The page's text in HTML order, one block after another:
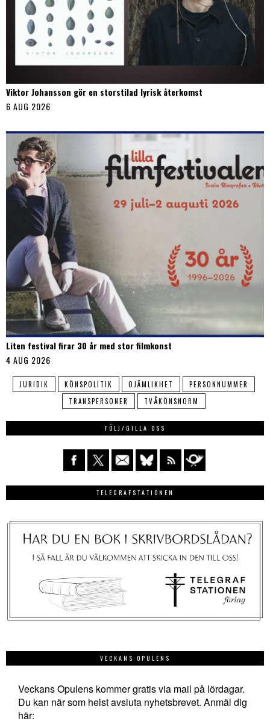
Viktor Johansson gör en storstilad lyrisk återkomst
6 AUG 2026
Liten festival firar 30 år med stor filmkonst
4 AUG 2026
JURIDIK KÖNSPOLITIK OJÄMLIKHET
PERSONNUMMER
TRANSPERSONER
TVÅKÖNSNORM
FÖLJ/GILLA OSS
TELEGRAFSTATIONEN
VECKANS OPULENS
Veckans Opulens kommer gratis via mail på lördagar.
Du kan när som helst avsluta nyhetsbrevet. Anmäl dig
här: